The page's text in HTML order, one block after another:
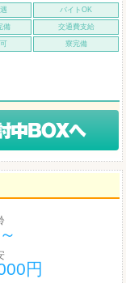
バイトOK
備 交通費支給
寮完備
円